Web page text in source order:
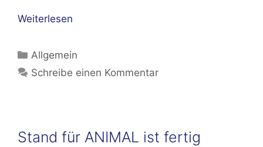
Weiterlesen
Kategorien
Allgemein
Schreibe einen Kommentar
Stand für ANIMAL ist fertig